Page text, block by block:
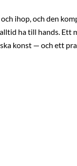
ihop, och den
ha till hands. Ett
konst — och ett